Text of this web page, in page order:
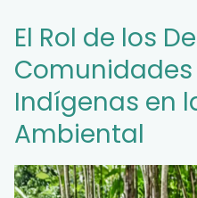
El Rol de los
Comunidades
Indígenas en
Ambiental